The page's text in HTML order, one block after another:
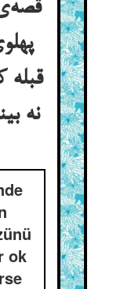
نه
ok